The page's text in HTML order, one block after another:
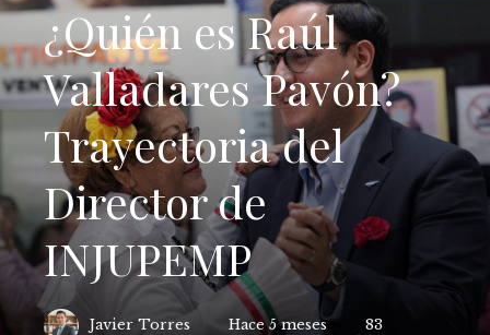
¿Quién es Raúl
Valladares Pavón?
Trayectoria del
Director de
INJUPEMP
Javier Torres Hace 5 meses 83